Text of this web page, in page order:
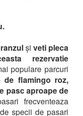
și veti pleca
rezervatie
populare parcuri
de flamingo roz,
pasc aproape de
frecventeaza
specii de pasari